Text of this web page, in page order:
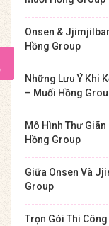
Onsen &
Hồng Group
Những Lưu Ý Khi
– Muối Hồng
Mô Hình Thư
Hồng Group
Giữa Onsen Và
Group
Trọn Gói Thi